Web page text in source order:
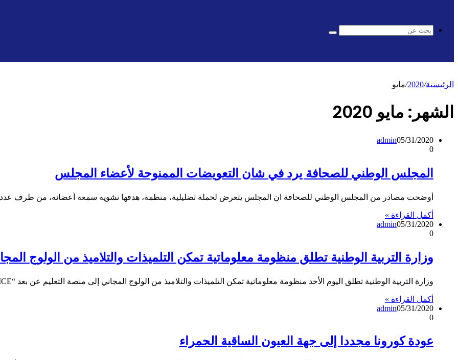
المظلم
بحث
الرئيسية/
2020
/مايو
الشهر: مايو 2020
admin05/31/2020
0
المجلس الوطني للصحافة يرد في شان التعويضات الممنوحة لأعضاء المجلس
أوضحت مصادر من المجلس الوطني للصحافة ان المجلس يتعرض لحملة تضليلية، منظمة، هدفها تشويه سمعة أعضائه، من طرف
أكمل القراءة »
admin05/31/2020
0
وزارة التربية الوطنية تطلق منظومة معلوماتية تمكن التلميذات والتلاميذ من الولوج
وزارة التربية الوطنية تطلق اليوم الأحد منظومة معلوماتية تمكن التلميذات والتلاميذ من الولوج المجاني إلى منصة التعليم عن بعد “TelmidTICE”…
أكمل القراءة »
admin05/31/2020
0
عودة كورونا مجددا إلى جهة العيون الساقية الحمراء